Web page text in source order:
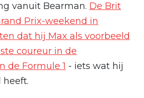
vanuit Bearman. De Brit
Prix-weekend in
dat hij Max als voorbeeld
coureur in de
de Formule 1 - iets wat hij
heeft.